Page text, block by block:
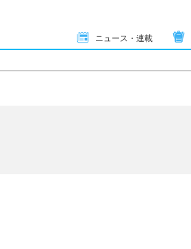
ニュース・連載